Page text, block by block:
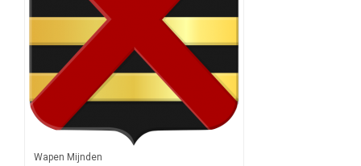
Wapen Mijnden